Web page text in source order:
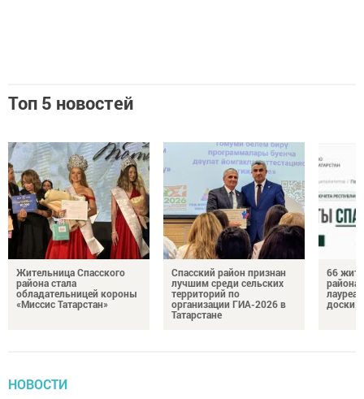
Топ 5 новостей
Жительница Спасского
района стала
обладательницей короны
«Миссис Татарстан»
Спасский район признан
лучшим среди сельских
территорий по
организации ГИА-2026 в
Татарстане
66
района
доски
НОВОСТИ